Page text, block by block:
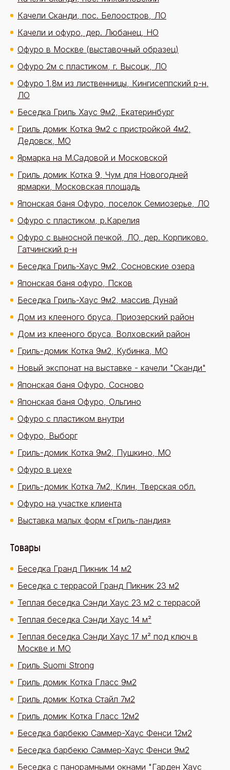
Качели Сканди, пос. Белоостров, ЛО
Качели и офуро, дер. Любанец, НО
Офуро в Москве (выставочный образец)
Офуро 2м с пластиком, г. Высоцк, ЛО
Офуро 1,8м из лиственницы, Кингисеппский р-н,
ЛО
Беседка Гриль Хаус 9м2, Екатеринбург
Гриль домик Котка 9м2 с пристройкой 4м2,
Дедовск, МО
Ярмарка на М.Садовой и Московской
Гриль домик Котка 9, Чум для Новогодней
ярмарки, Московская площадь
Японская баня Офуро, поселок Семиозерье, ЛО
Офуро с пластиком, р.Карелия
Офуро с выносной печкой, ЛО, дер. Корпиково,
Гатчинский р-н
Беседка Гриль-Хаус 9м2, Сосновские озера
Японская баня офуро, Псков
Беседка Гриль-Хаус 9м2, массив Дунай
Дом из клееного бруса, Приозерский район
Дом из клееного бруса, Волховский район
Гриль-домик Котка 9м2, Кубинка, МО
Новый экспонат на выставке - качели "Сканди"
Японская баня Офуро, Сосново
Японская баня Офуро, Ольгино
Офуро с пластиком внутри
Офуро, Выборг
Гриль-домик Котка 9м2, Пушкино, МО
Офуро в цехе
Гриль-домик Котка 7м2, Клин, Тверская обл.
Офуро на участке клиента
Выставка малых форм «Гриль-ландия»
Товары
Беседка Гранд Пикник 14 м2
Беседка с террасой Гранд Пикник 23 м2
Теплая беседка Сэнди Хаус 23 м2 с террасой
Теплая беседка Сэнди Хаус 14 м²
Теплая беседка Сэнди Хаус 17 м² под ключ в
Москве и МО
Гриль Suomi Strong
Гриль домик Котка Гласс 9м2
Гриль домик Котка Стайл 7м2
Гриль домик Котка Гласс 12м2
Беседка барбекю Саммер-Хаус Фенси 12м2
Беседка барбекю Саммер-Хаус Фенси 9м2
Беседка с панорамными окнами "Гарден Хаус